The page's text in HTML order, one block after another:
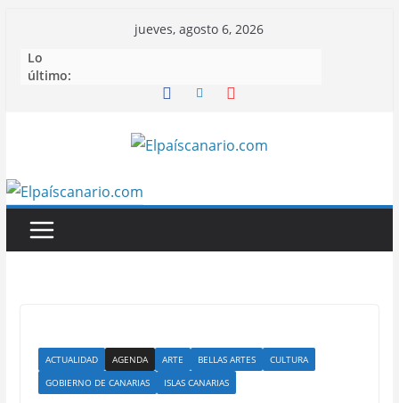
contenido
jueves, agosto 6, 2026
Lo
último:
ACTUALIDAD AGENDA ARTE BELLAS ARTES
CULTURA
GOBIERNO DE CANARIAS
ISLAS CANARIAS